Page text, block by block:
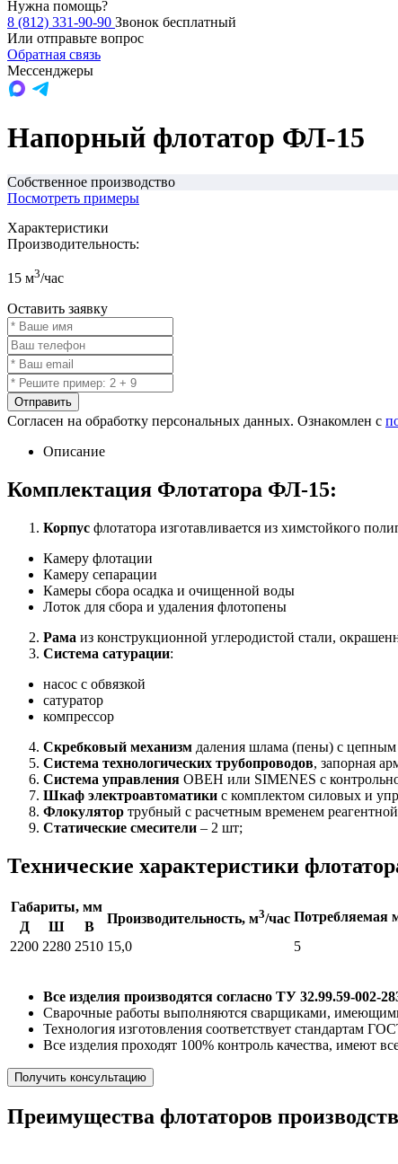
Нужна помощь?
8 (812) 331-90-90 Звонок бесплатный
Или отправьте вопрос
Обратная связь
Мессенджеры
Напорный флотатор ФЛ-15
Собственное производство
Посмотреть примеры
Характеристики
Производительность:
15 м3/час
Оставить заявку
Отправить
Согласен на обработку персональных данных. Ознакомлен с
Описание
Комплектация Флотатора ФЛ-15:
Корпус флотатора изготавливается из химстойкого
Камеру флотации
Камеру сепарации
Камеры сбора осадка и очищенной воды
Лоток для сбора и удаления флотопены
Рама из конструкционной углеродистой стали,
Система сатурации:
насос с обвязкой
сатуратор
компрессор
Скребковый механизм даления шлама (пены) с
Система технологических трубопроводов, запорная
Система управления ОВЕН или SIMENES с
Шкаф электроавтоматики с комплектом силовых и
Флокулятор трубный с расчетным временем
Статические смесители – 2 шт;
Технические характеристики
Габариты, мм
Производительность, м3/час Потребляемая
Д Ш
В
2200 2280 2510 15,0 5
Все изделия производятся согласно ТУ 32.99.59-002-
Сварочные работы выполняются сварщиками,
Технология изготовления соответствует стандартам
Все изделия проходят 100% контроль качества, имеют
Получить консультацию
Преимущества флотаторов